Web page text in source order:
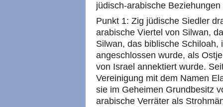
jüdisch-arabische Beziehungen
Punkt 1: Zig jüdische Siedler
arabische Viertel von Silwan,
Silwan, das biblische
angeschlossen wurde, als
von Israel annektiert wurde.
Vereinigung mit dem Namen
sie im Geheimen Grundbesitz
arabische Verräter als